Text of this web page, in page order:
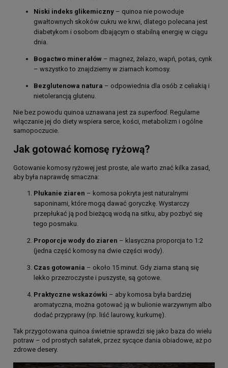
Niski indeks glikemiczny – quinoa nie powoduje
gwałtownych skoków cukru we krwi, dlatego polecana jest
diabetykom i osobom dbającym o stabilną energię w ciągu
dnia.
Bogactwo minerałów – magnez, żelazo, wapń, potas, cynk
– wszystko to znajdziemy w ziarnach komosy.
Bezglutenowa natura – odpowiednia dla osób z celiakią i
nietolerancją glutenu.
Nie bez powodu quinoa uznawana jest za superfood . Regularne
włączanie jej do diety wspiera serce, kości, metabolizm i ogólne
samopoczucie.
Jak gotować komosę ryżową?
Gotowanie komosy ryżowej jest proste, ale warto znać kilka zasad,
aby była naprawdę smaczna:
Płukanie ziaren – komosa pokryta jest naturalnymi
saponinami, które mogą dawać goryczkę. Wystarczy
przepłukać ją pod bieżącą wodą na sitku, aby pozbyć się
tego posmaku.
Proporcje wody do ziaren – klasyczna proporcja to 1:2
(jedna część komosy na dwie części wody).
Czas gotowania – około 15 minut. Gdy ziarna staną się
lekko przezroczyste i puszyste, są gotowe.
Praktyczne wskazówki – aby komosa była bardziej
aromatyczna, można gotować ją w bulionie warzywnym albo
dodać przyprawy (np. liść laurowy, kurkumę).
Tak przygotowana quinoa świetnie sprawdzi się jako baza do wielu
potraw – od prostych sałatek, przez sycące dania obiadowe, aż po
zdrowe desery.